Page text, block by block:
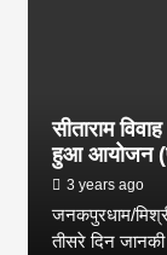
सीताराम
हुआ आयोजन
3 years ago
जनकपुरधाम/
तीसरे दिन